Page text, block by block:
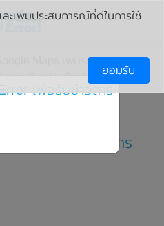
Maps เพิ่มระบบ voice
หมดเดินเท้า เพื่อผู้พิการทาง
voice guidance
เดินเท้า เพื่อผู้พิการ
ะเพิ่มประสบการณ์ที่ดีในการใช้
ยอมรับ
เพื่อรับข่าวสาร